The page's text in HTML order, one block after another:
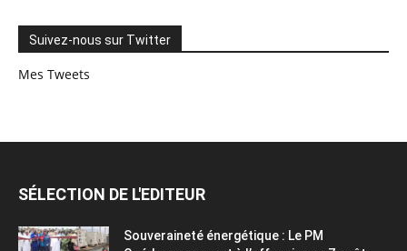
Suivez-nous sur Twitter
Mes Tweets
SÉLECTION DE L'EDITEUR
Souveraineté énergétique : Le PM